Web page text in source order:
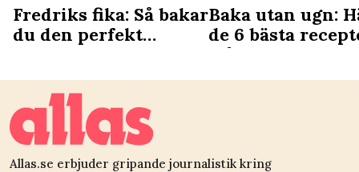
Fredriks fika: Så bakar
du den perfekt
enklare än du tror
Baka utan ugn:
de 6 bästa
från Fredriks
Allas.se erbjuder gripande journalistik kring